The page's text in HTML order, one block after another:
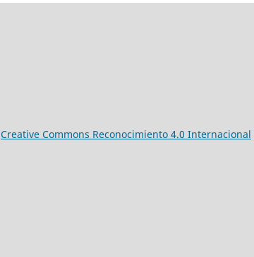
Creative Commons Reconocimiento 4.0 Internacional